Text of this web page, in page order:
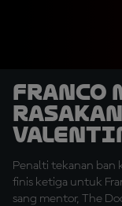
Penalti tekanan ban
finis ketiga untuk
sang mentor, The